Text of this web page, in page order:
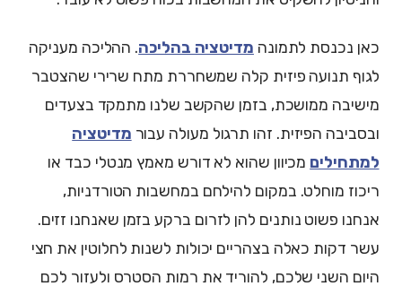
כאן נכנסת לתמונה מדיטציה בהליכה. ההליכה מעניקה
לגוף תנועה פיזית קלה שמשחררת מתח שרירי שהצטבר
מישיבה ממושכת, בזמן שהקשב שלנו מתמקד בצעדים
ובסביבה הפיזית. זהו תרגול מעולה עבור מדיטציה
למתחילים מכיוון שהוא לא דורש מאמץ מנטלי כבד או
ריכוז מוחלט. במקום להילחם במחשבות הטורדניות,
אנחנו פשוט נותנים להן לזרום ברקע בזמן שאנחנו זזים.
עשר דקות כאלה בצהריים יכולות לשנות לחלוטין את חצי
היום השני שלכם, להוריד את רמות הסטרס ולעזור לכם